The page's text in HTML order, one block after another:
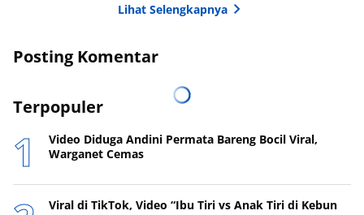
Lihat Selengkapnya
Posting Komentar
Terpopuler
Video Diduga Andini Permata Bareng Bocil Viral,
Warganet Cemas
Viral di TikTok, Video “Ibu Tiri vs Anak Tiri di Kebun